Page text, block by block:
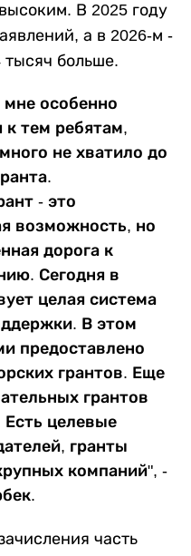
В 2025 году
а в 2026-м -
больше.
мне особенно
к тем ребятам,
не хватило до
- это
возможность, но
дорога к
Сегодня в
целая система
В этом
предоставлено
грантов. Еще
грантов
целевые
гранты
компаний", -
часть